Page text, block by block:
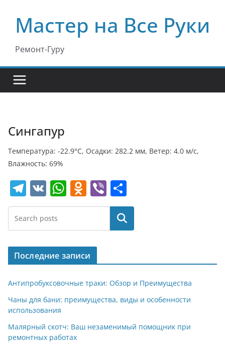
содержимому
Мастер на Все Руки
Ремонт-Гуру
Сингапур
Температура: -22.9°C, Осадки: 282.2 мм, Ветер: 4.0 м/с,
Влажность: 69%
T
el
e
gr
a
m
V
K
W
h
s
A
p
p
O
d
o
kl
a
ss
ni
Vi
b
er
т
п
р
в
и
т
Поиск
Последние записи
Антипробуксовочные траки: Обзор и Преимущества
Чаны для бани: преимущества, виды и особенности
использования
Малярный скотч: Ваш незаменимый помощник при
ремонтных работах